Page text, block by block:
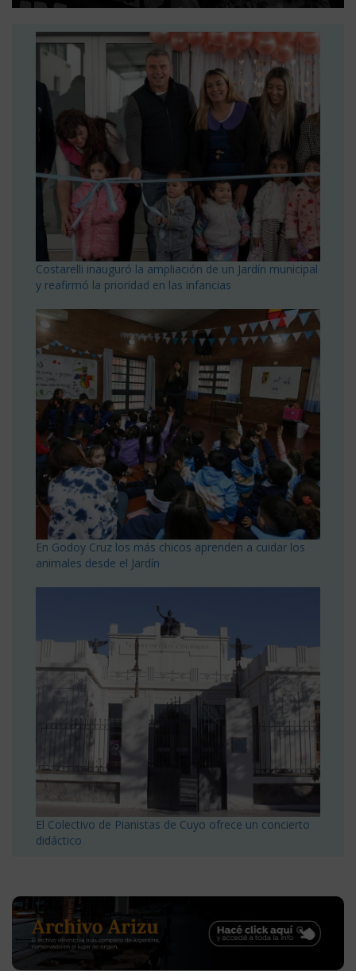
Costarelli inauguró la ampliación de un Jardín municipal
y reafirmó la prioridad en las infancias
En Godoy Cruz los más chicos aprenden a cuidar los
animales desde el Jardín
El Colectivo de Pianistas de Cuyo ofrece un concierto
didáctico